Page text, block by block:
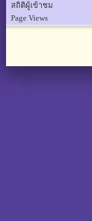
สถิติผู้เข้าชม
Page Views